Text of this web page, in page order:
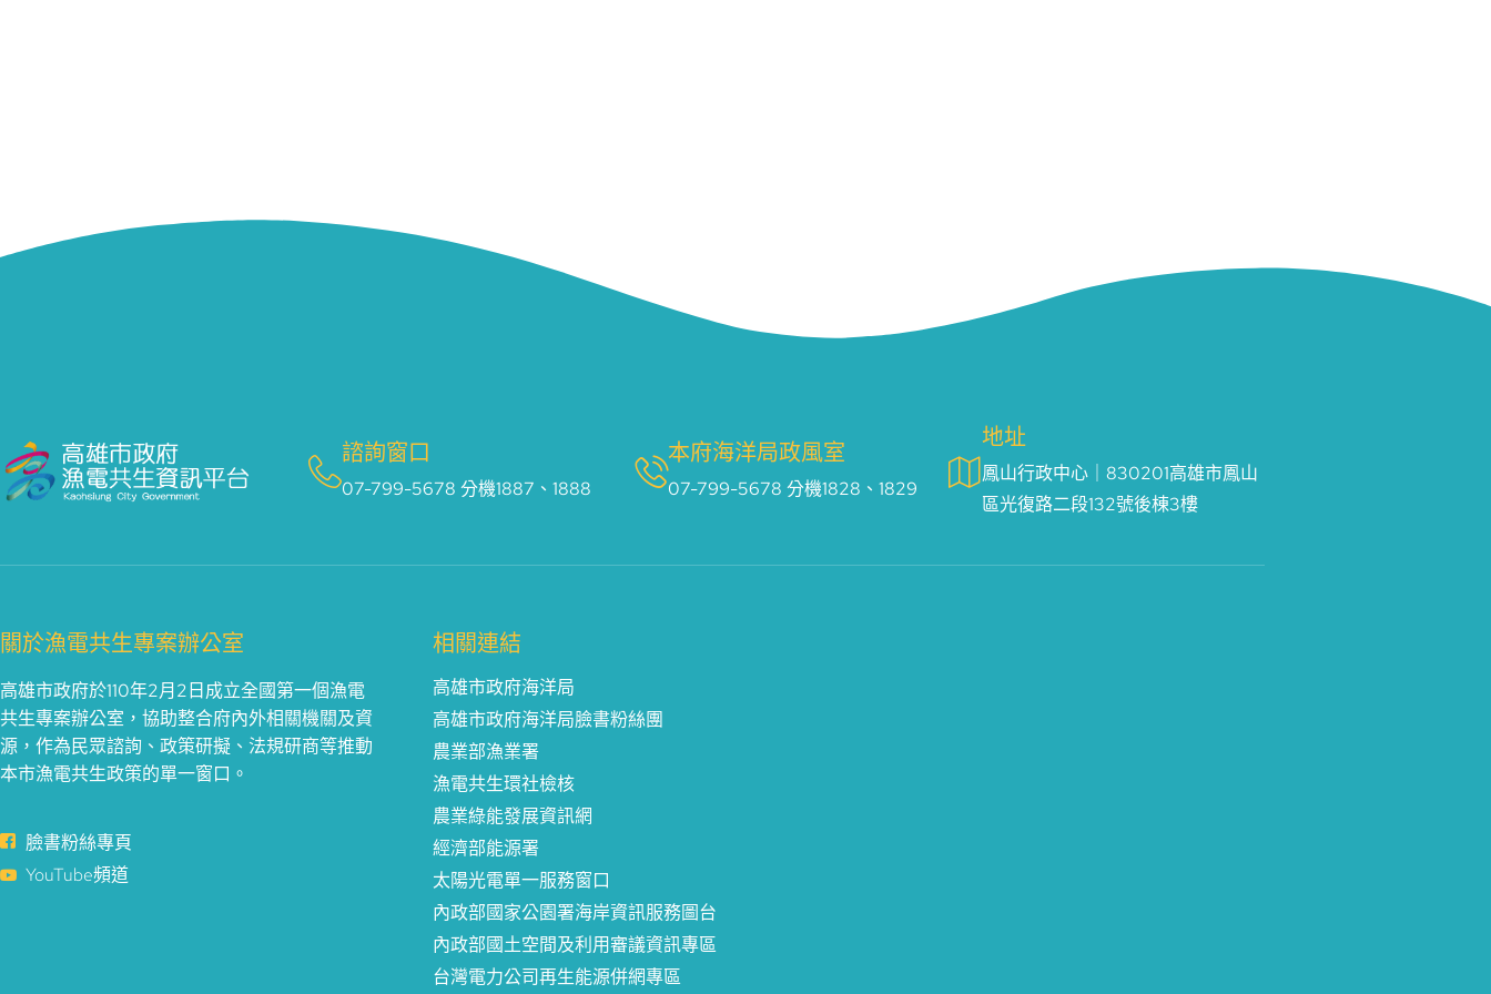
諮詢窗口
07-799-5678 分機1887、1888
本府海洋局政風室
07-799-5678 分機1828、1829
地址
鳳山行政中心｜830201高雄市鳳山
區光復路二段132號後棟3樓
關於漁電共生專案辦公室
高雄市政府於110年2月2日成立全國第一個漁電
共生專案辦公室，協助整合府內外相關機關及資
源，作為民眾諮詢、政策研擬、法規研商等推動
本市漁電共生政策的單一窗口。
臉書粉絲專頁
YouTube頻道
相關連結
高雄市政府海洋局
高雄市政府海洋局臉書粉絲團
農業部漁業署
漁電共生環社檢核
農業綠能發展資訊網
經濟部能源署
太陽光電單一服務窗口
內政部國家公園署海岸資訊服務圖台
內政部國土空間及利用審議資訊專區
台灣電力公司再生能源併網專區